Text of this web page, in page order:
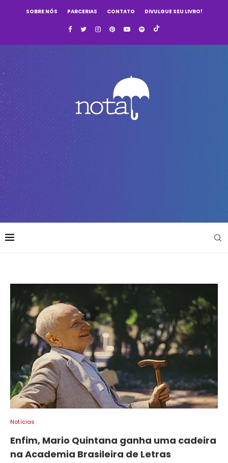
SOBRE NÓS PARCERIAS CONTATO DIVULGUE SEU LIVRO!
Notícias
Enfim, Mario Quintana ganha uma cadeira
na Academia Brasileira de Letras